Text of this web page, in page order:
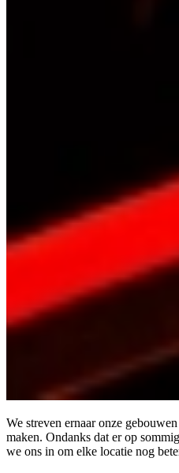
We streven ernaar onze
maken. Ondanks dat er op
we ons in om elke locatie nog